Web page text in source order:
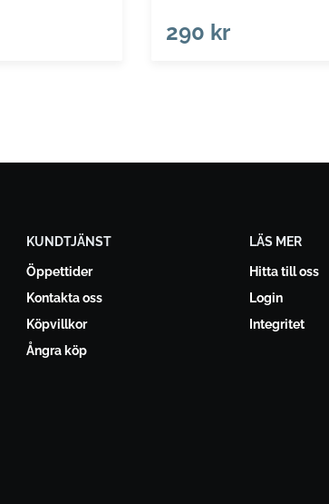
290 kr
KUNDTJÄNST
Öppettider
Kontakta oss
Köpvillkor
Ångra köp
LÄS MER
Hitta till oss
Login
Integritet